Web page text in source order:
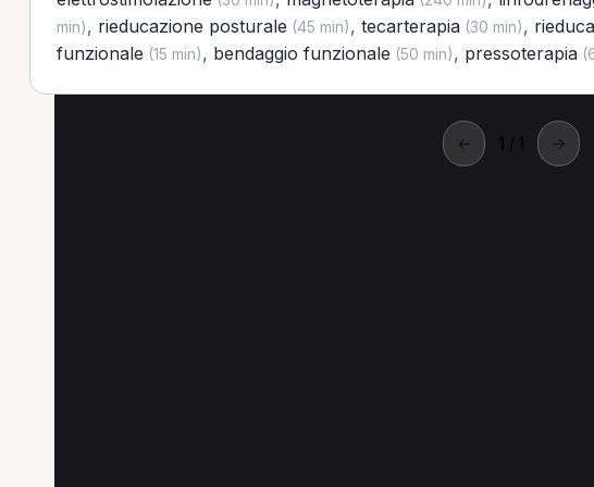
min), rieducazione posturale (45 min), tecarterapia(30 min),
funzionale (15 min), bendaggio funzionale (50 min), pressoterapia
← 1 / 1 →